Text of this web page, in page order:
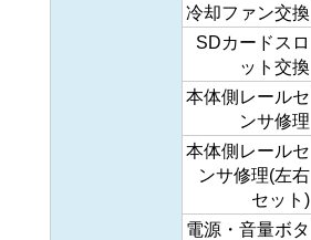
冷却ファン交換
SDカードスロ
ット交換
本体側レールセ
ンサ修理
本体側レールセ
ンサ修理(左右
セット)
電源・音量ボタ